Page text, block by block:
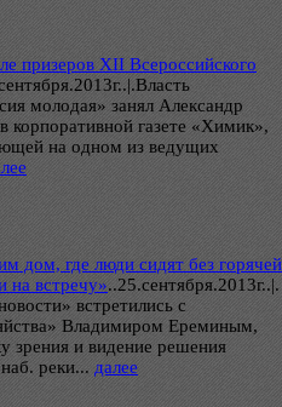
призеров XII Всероссийского
молодая» занял Александр
корпоративной газете «Химик»,
на одном из ведущих
дом, где люди сидят без горячей
встречу»..25.сентября.2013г..|.
встретились с
Владимиром Ереминым,
зрения и видение решения
реки... далее